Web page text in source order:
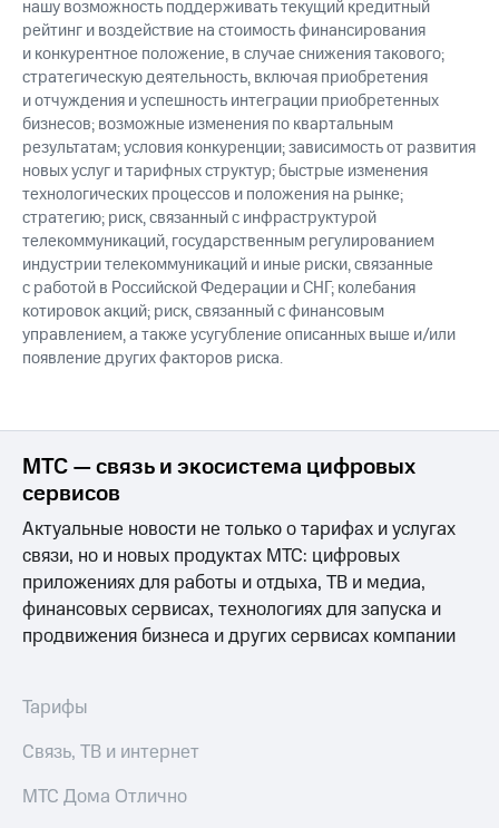
нашу возможность поддерживать текущий кредитный
рейтинг и воздействие на стоимость финансирования
и конкурентное положение, в случае снижения такового;
стратегическую деятельность, включая приобретения
и отчуждения и успешность интеграции приобретенных
бизнесов; возможные изменения по квартальным
результатам; условия конкуренции; зависимость от развития
новых услуг и тарифных структур; быстрые изменения
технологических процессов и положения на рынке;
стратегию; риск, связанный с инфраструктурой
телекоммуникаций, государственным регулированием
индустрии телекоммуникаций и иные риски, связанные
с работой в Российской Федерации и СНГ; колебания
котировок акций; риск, связанный с финансовым
управлением, а также усугубление описанных выше и/или
появление других факторов риска.
МТС — связь и экосистема цифровых
сервисов
Актуальные новости не только о тарифах и услугах
связи, но и новых продуктах МТС: цифровых
приложениях для работы и отдыха, ТВ и медиа,
финансовых сервисах, технологиях для запуска и
продвижения бизнеса и других сервисах компании
Тарифы
Связь, ТВ и интернет
МТС Дома Отлично